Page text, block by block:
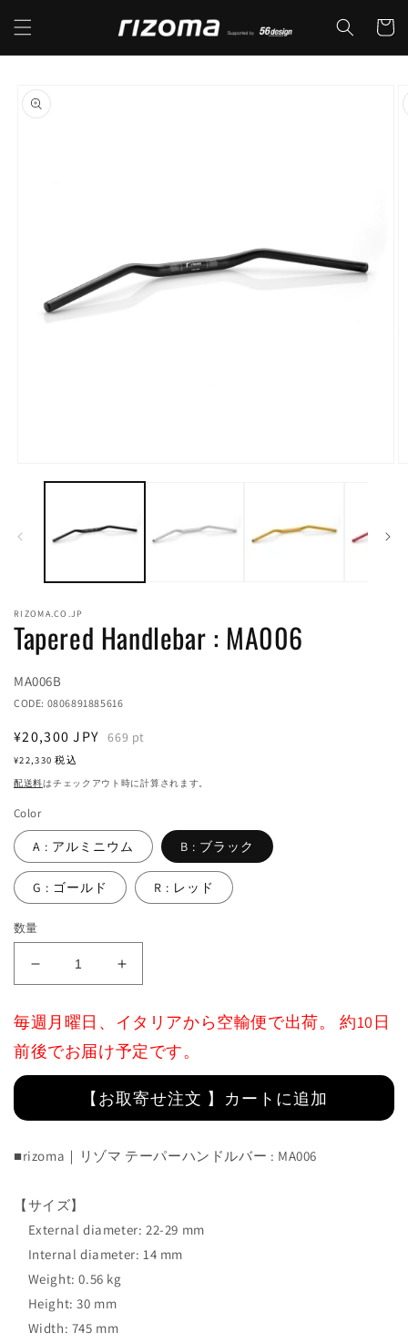
ンツに
進む
ー
報にス
キップ
で
(1)
を
開
RIZOMA.CO.JP
Tapered Handlebar : MA006
Translation
missing:
ja.products.product.sku:
MA006B
CODE: 0806891885616
通
常
価
¥20,300 JPY
¥22,330 税込
669 pt
配送料はチェックアウト時に計算されます。
Color
A : アルミニウム B : ブラック
G : ゴールド R : レッド
数量
Tapered
Handlebar
:
MA006
の
数
ら
Tapered
Handlebar
MA006
の
数
量
や
毎週月曜日、イタリアから空輸便で出荷。 約10日
前後でお届け予定です。
【お取寄せ注文 】カートに追加
■rizoma｜リゾマ テーパーハンドルバー : MA006
【サイズ】
External diameter: 22-29 mm
Internal diameter: 14 mm
Weight: 0.56 kg
Height: 30 mm
Width: 745 mm